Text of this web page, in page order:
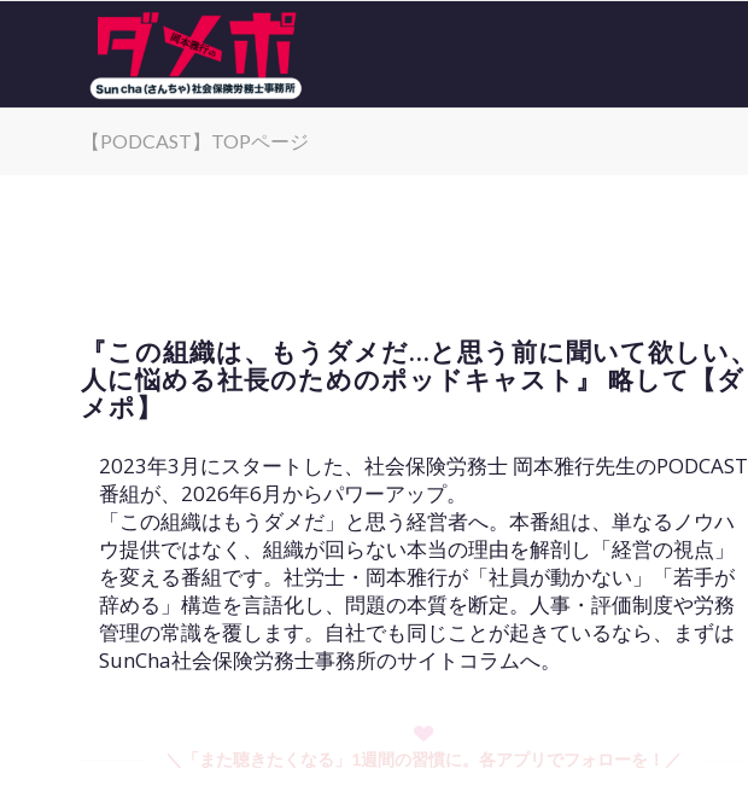
【PODCAST】TOPページ
『この組織は、もうダメだ…と思う前に聞いて欲しい、
人に悩める社長のためのポッドキャスト』 略して【ダ
メポ】
2023年3月にスタートした、社会保険労務士 岡本雅行先生のPODCAST
番組が、2026年6月からパワーアップ。
「この組織はもうダメだ」と思う経営者へ。本番組は、単なるノウハ
ウ提供ではなく、組織が回らない本当の理由を解剖し「経営の視点」
を変える番組です。社労士・岡本雅行が「社員が動かない」「若手が
辞める」構造を言語化し、問題の本質を断定。人事・評価制度や労務
管理の常識を覆します。自社でも同じことが起きているなら、まずは
SunCha社会保険労務士事務所のサイトコラムへ。
＼「また聴きたくなる」1週間の習慣に。各アプリでフォローを！／